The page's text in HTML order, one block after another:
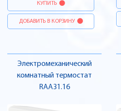
КУПИТЬ
ДОБАВИТЬ В КОРЗИНУ
Электромеханический
комнатный термостат
RAA31.16